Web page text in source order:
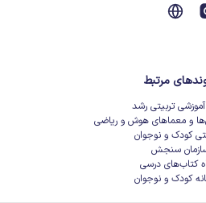
مرتبط
تربیتی رشد
و معماهای هوش و ریاضی
کودک و نوجوان
سنجش
کتاب‌های درسی
کودک و نوجوان